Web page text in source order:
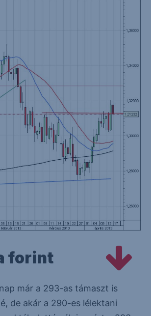
forint
már a 293-as támaszt is
de akár a 290-es lélektani